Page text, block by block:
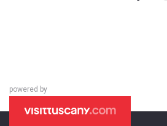
powered by